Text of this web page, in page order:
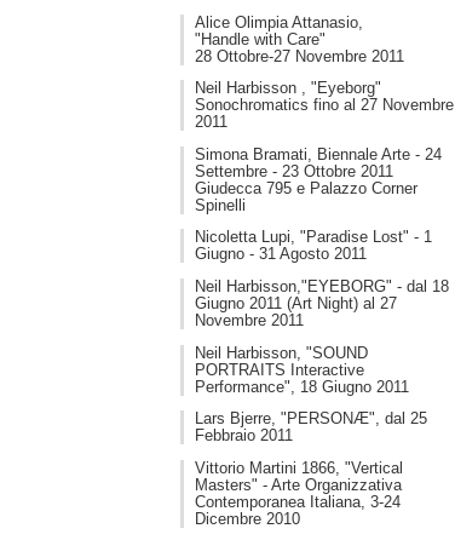
Alice Olimpia Attanasio,
"Handle with Care"
28 Ottobre-27 Novembre 2011
Neil Harbisson , "Eyeborg"
Sonochromatics fino al 27 Novembre
2011
Simona Bramati, Biennale Arte - 24
Settembre - 23 Ottobre 2011
Giudecca 795 e Palazzo Corner
Spinelli
Nicoletta Lupi, "Paradise Lost" - 1
Giugno - 31 Agosto 2011
Neil Harbisson,"EYEBORG" - dal 18
Giugno 2011 (Art Night) al 27
Novembre 2011
Neil Harbisson, "SOUND
PORTRAITS Interactive
Performance", 18 Giugno 2011
Lars Bjerre, "PERSONÆ", dal 25
Febbraio 2011
Vittorio Martini 1866, "Vertical
Masters" - Arte Organizzativa
Contemporanea Italiana, 3-24
Dicembre 2010